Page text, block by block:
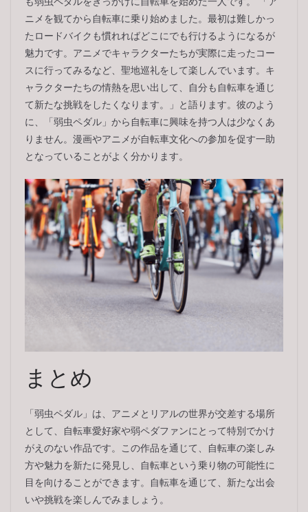
ニメを観てから自転車に乗り始めました。最初は難しかっ
たロードバイクも慣れればどこにでも行けるようになるが
魅力です。アニメでキャラクターたちが実際に走ったコー
スに行ってみるなど、聖地巡礼をして楽しんでいます。キ
ャラクターたちの情熱を思い出して、自分も自転車を通じ
て新たな挑戦をしたくなります。」と語ります。彼のよう
に、「弱虫ペダル」から自転車に興味を持つ人は少なくあ
りません。漫画やアニメが自転車文化への参加を促す一助
となっていることがよく分かります。
まとめ
「弱虫ペダル」は、アニメとリアルの世界が交差する場所
として、自転車愛好家や弱ペダファンにとって特別でかけ
がえのない作品です。この作品を通じて、自転車の楽しみ
方や魅力を新たに発見し、自転車という乗り物の可能性に
目を向けることができます。自転車を通じて、新たな出会
いや挑戦を楽しんでみましょう。